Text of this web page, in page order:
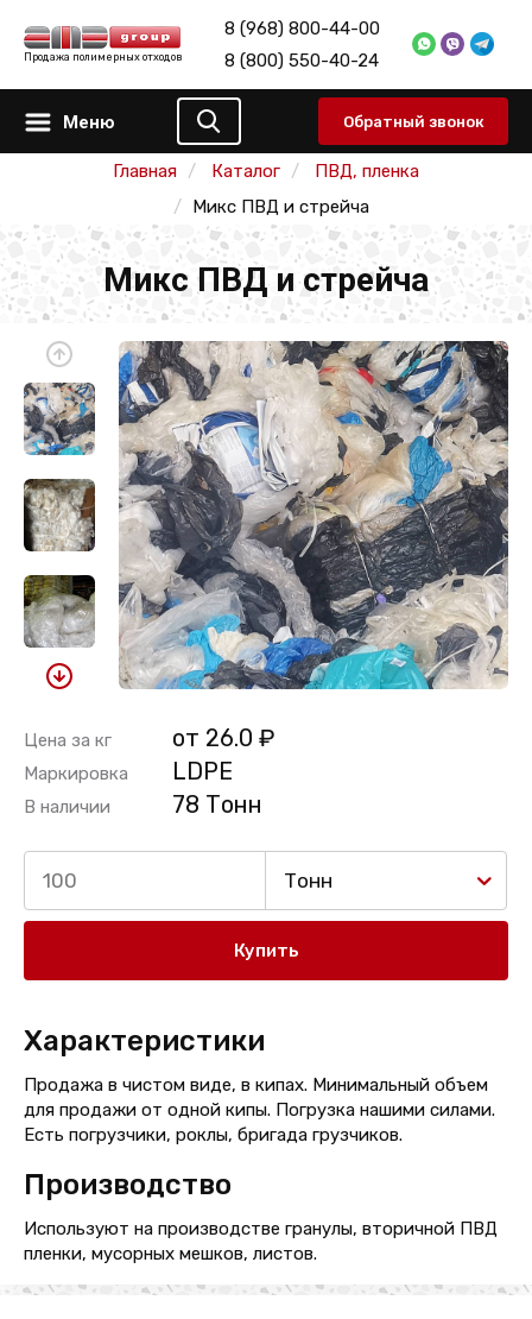
Продажа полимерных отходов
8 (968) 800-44-00
8 (800) 550-40-24
Меню Обратный звонок
Главная Каталог
ПВД, пленка
Микс ПВД и стрейча
Микс ПВД и стрейча
Цена за кг от 26.0 ₽
Маркировка LDPE
В наличии 78 Тонн
Тонн
Купить
Характеристики
Продажа в чистом виде, в кипах. Минимальный объем
для продажи от одной кипы. Погрузка нашими силами.
Есть погрузчики, роклы, бригада грузчиков.
Производство
Используют на производстве гранулы, вторичной ПВД
пленки, мусорных мешков, листов.